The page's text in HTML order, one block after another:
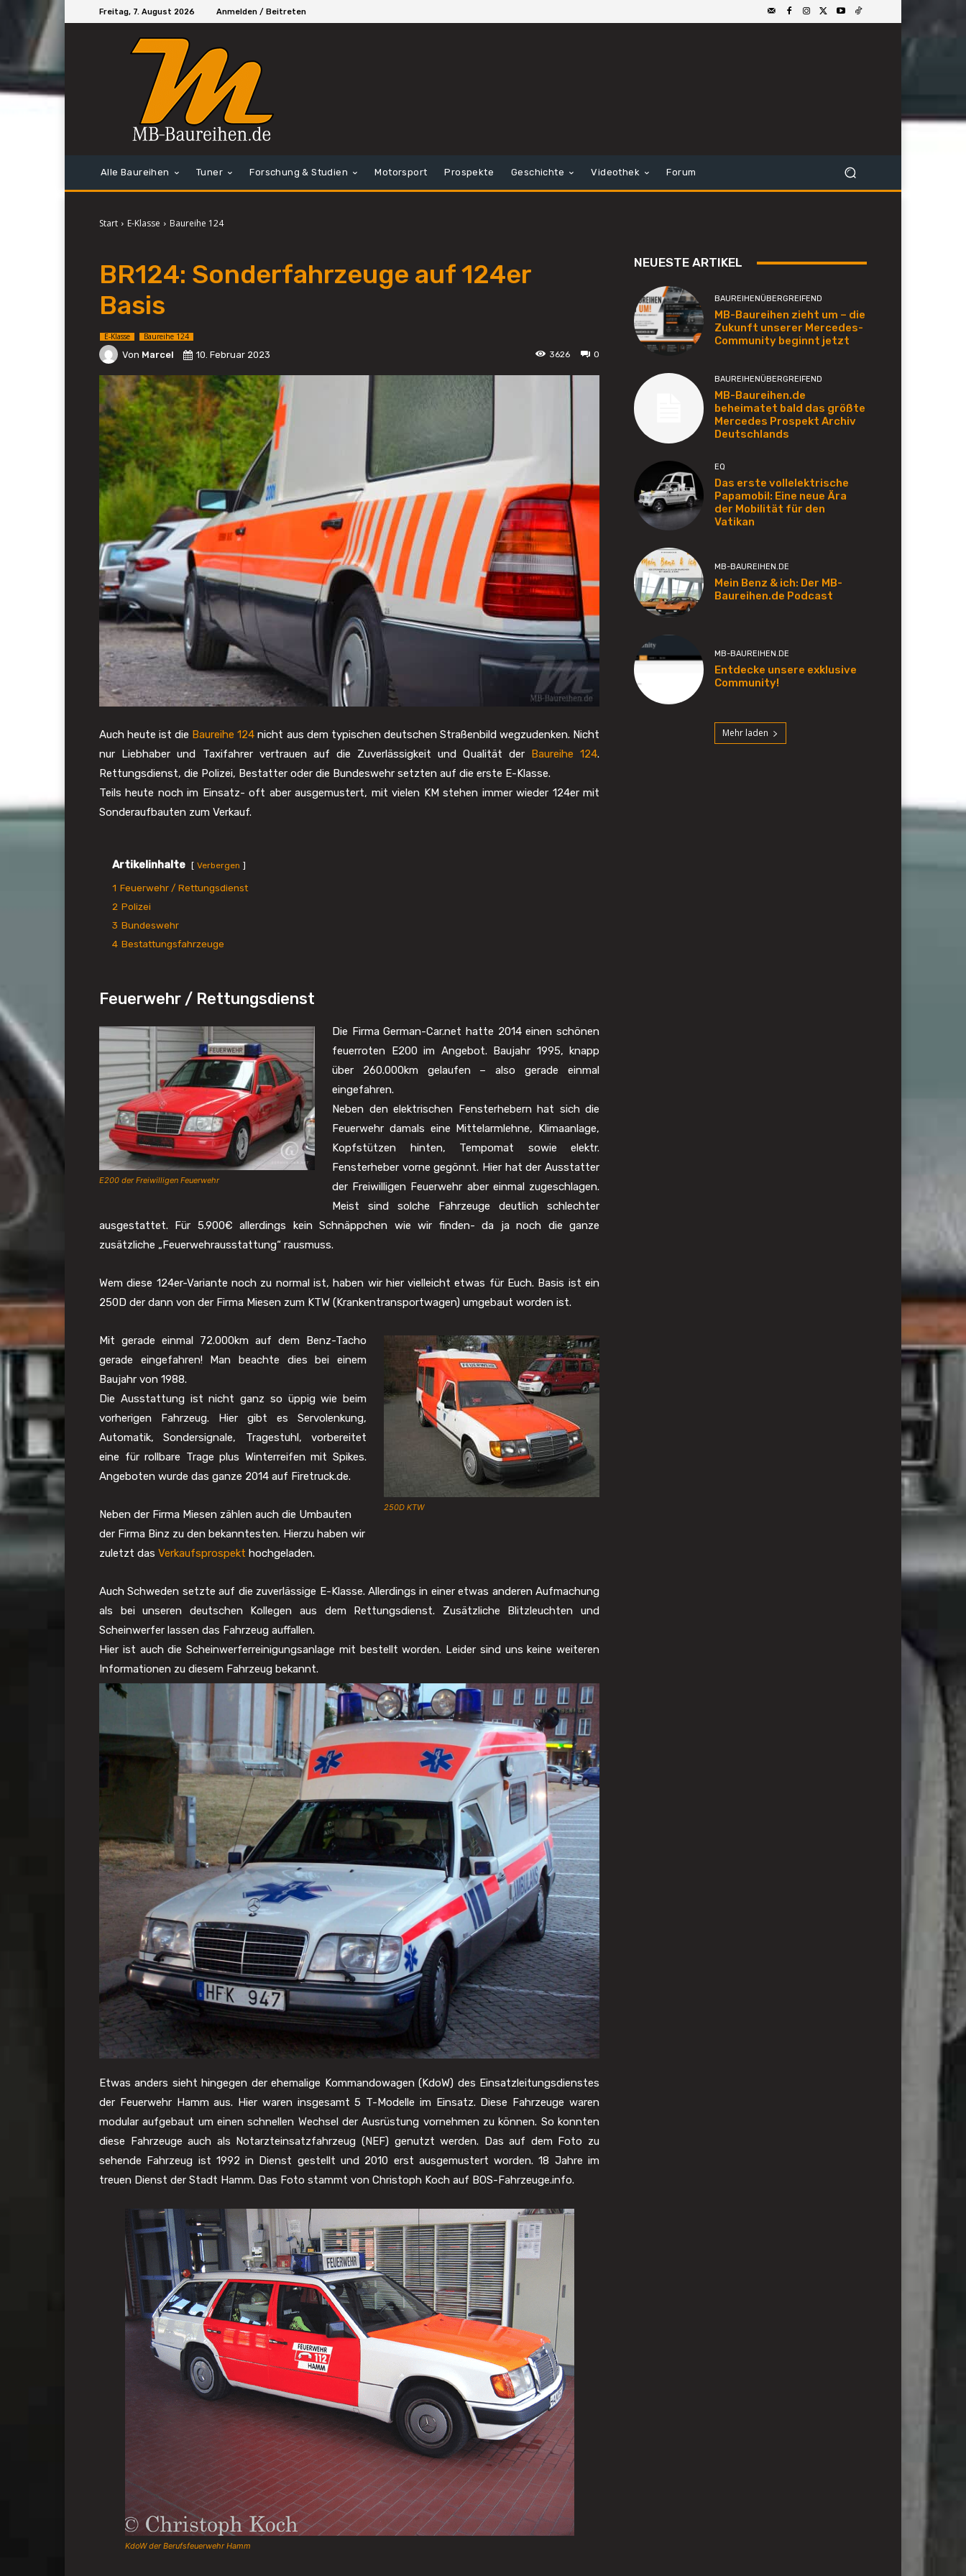
Freitag, 7. August 2026 Anmelden / Beitreten
Alle Baureihen Tuner Forschung & Studien Motorsport Prospekte Geschichte Videothek Forum
Start E-Klasse Baureihe 124
BR124: Sonderfahrzeuge auf 124er
Basis
E-Klasse Baureihe 124
Von Marcel 0
10. Februar 2023 3626
Auch heute ist die Baureihe 124 nicht aus dem typischen deutschen Straßenbild wegzudenken. Nicht
nur Liebhaber und Taxifahrer vertrauen auf die Zuverlässigkeit und Qualität der Baureihe 124.
Rettungsdienst, die Polizei, Bestatter oder die Bundeswehr setzten auf die erste E-Klasse.
Teils heute noch im Einsatz- oft aber ausgemustert, mit vielen KM stehen immer wieder 124er mit
Sonderaufbauten zum Verkauf.
Artikelinhalte Verbergen
1 Feuerwehr / Rettungsdienst
2 Polizei
3 Bundeswehr
4 Bestattungsfahrzeuge
Feuerwehr / Rettungsdienst
E200 der Freiwilligen Feuerwehr
Die Firma German-Car.net hatte 2014 einen schönen
feuerroten E200 im Angebot. Baujahr 1995, knapp
über 260.000km gelaufen – also gerade einmal
eingefahren.
Neben den elektrischen Fensterhebern hat sich die
Feuerwehr damals eine Mittelarmlehne, Klimaanlage,
Kopfstützen hinten, Tempomat sowie elektr.
Fensterheber vorne gegönnt. Hier hat der Ausstatter
der Freiwilligen Feuerwehr aber einmal zugeschlagen.
Meist sind solche Fahrzeuge deutlich schlechter
ausgestattet. Für 5.900€ allerdings kein Schnäppchen wie wir finden- da ja noch die ganze
zusätzliche „Feuerwehrausstattung“ rausmuss.
Wem diese 124er-Variante noch zu normal ist, haben wir hier vielleicht etwas für Euch. Basis ist ein
250D der dann von der Firma Miesen zum KTW (Krankentransportwagen) umgebaut worden ist.
250D KTW
Mit gerade einmal 72.000km auf dem Benz-Tacho
gerade eingefahren! Man beachte dies bei einem
Baujahr von 1988.
Die Ausstattung ist nicht ganz so üppig wie beim
vorherigen Fahrzeug. Hier gibt es Servolenkung,
Automatik, Sondersignale, Tragestuhl, vorbereitet
eine für rollbare Trage plus Winterreifen mit Spikes.
Angeboten wurde das ganze 2014 auf Firetruck.de.
Neben der Firma Miesen zählen auch die Umbauten
der Firma Binz zu den bekanntesten. Hierzu haben wir
zuletzt das Verkaufsprospekt hochgeladen.
Auch Schweden setzte auf die zuverlässige E-Klasse. Allerdings in einer etwas anderen Aufmachung
als bei unseren deutschen Kollegen aus dem Rettungsdienst. Zusätzliche Blitzleuchten und
Scheinwerfer lassen das Fahrzeug auffallen.
Hier ist auch die Scheinwerferreinigungsanlage mit bestellt worden. Leider sind uns keine weiteren
Informationen zu diesem Fahrzeug bekannt.
Etwas anders sieht hingegen der ehemalige Kommandowagen (KdoW) des Einsatzleitungsdienstes
der Feuerwehr Hamm aus. Hier waren insgesamt 5 T-Modelle im Einsatz. Diese Fahrzeuge waren
modular aufgebaut um einen schnellen Wechsel der Ausrüstung vornehmen zu können. So konnten
diese Fahrzeuge auch als Notarzteinsatzfahrzeug (NEF) genutzt werden. Das auf dem Foto zu
sehende Fahrzeug ist 1992 in Dienst gestellt und 2010 erst ausgemustert worden. 18 Jahre im
treuen Dienst der Stadt Hamm. Das Foto stammt von Christoph Koch auf BOS-Fahrzeuge.info.
KdoW der Berufsfeuerwehr Hamm
NEUESTE ARTIKEL
BAUREIHENÜBERGREIFEND
MB-Baureihen zieht um – die
Zukunft unserer Mercedes-
Community beginnt jetzt
BAUREIHENÜBERGREIFEND
MB-Baureihen.de
beheimatet bald das größte
Mercedes Prospekt Archiv
Deutschlands
EQ
Das erste vollelektrische
Papamobil: Eine neue Ära
der Mobilität für den
Vatikan
MB-BAUREIHEN.DE
Mein Benz & ich: Der MB-
Baureihen.de Podcast
MB-BAUREIHEN.DE
Entdecke unsere exklusive
Community!
Mehr laden